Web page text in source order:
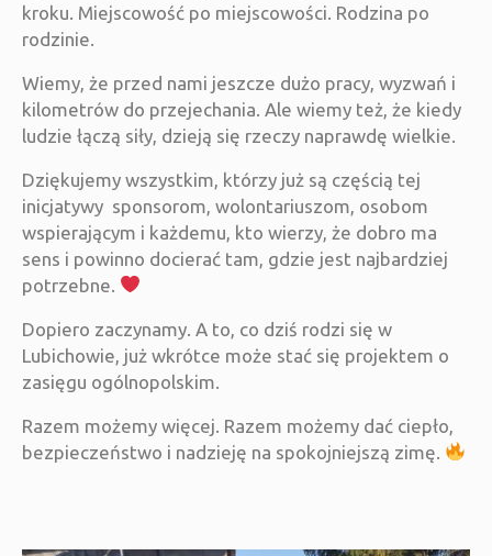
kroku. Miejscowość po miejscowości. Rodzina po
rodzinie.
Wiemy, że przed nami jeszcze dużo pracy, wyzwań i
kilometrów do przejechania. Ale wiemy też, że kiedy
ludzie łączą siły, dzieją się rzeczy naprawdę wielkie.
Dziękujemy wszystkim, którzy już są częścią tej
inicjatywy sponsorom, wolontariuszom, osobom
wspierającym i każdemu, kto wierzy, że dobro ma
sens i powinno docierać tam, gdzie jest najbardziej
potrzebne.
Dopiero zaczynamy. A to, co dziś rodzi się w
Lubichowie, już wkrótce może stać się projektem o
zasięgu ogólnopolskim.
Razem możemy więcej. Razem możemy dać ciepło,
bezpieczeństwo i nadzieję na spokojniejszą zimę.